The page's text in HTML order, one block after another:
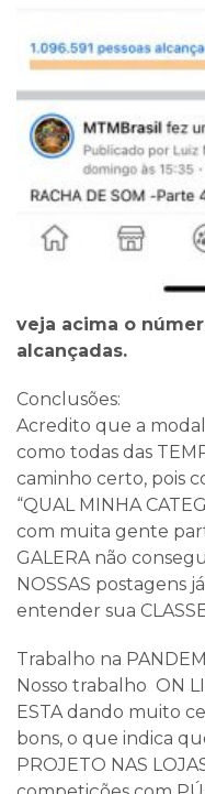
veja acima o
alcançadas.
Conclusões:
Acredito que a
como todas das
caminho certo, pois
“QUAL MINHA
com muita gente
GALERA não
NOSSAS postagens
entender sua
Trabalho na
Nosso trabalho ON
ESTA dando muito
bons, o que indica
PROJETO NAS